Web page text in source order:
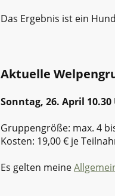
Das Ergebnis ist ein
Aktuelle
Sonntag, 26. April
Gruppengröße: max. 4
Kosten: 19,00 € je
Es gelten meine